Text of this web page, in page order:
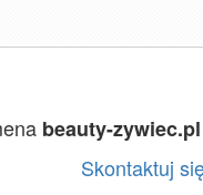
beauty-zywiec.pl
Skontaktuj